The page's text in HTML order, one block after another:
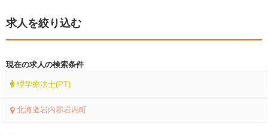
求人を絞り込む
現在の求人の検索条件
理学療法士(PT)
北海道岩内郡岩内町